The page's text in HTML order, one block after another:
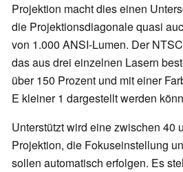
Projektion macht dies einen
die Projektionsdiagonale quasi
von 1.000 ANSI-Lumen. Der
das aus drei einzelnen Lasern
über 150 Prozent und mit einer
E kleiner 1 dargestellt werden
Unterstützt wird eine zwischen 40
Projektion, die Fokuseinstellung
sollen automatisch erfolgen. Es